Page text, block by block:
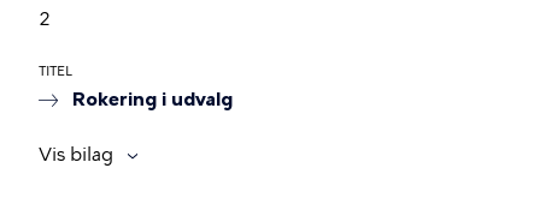
2
TITEL
Rokering i udvalg
Vis bilag